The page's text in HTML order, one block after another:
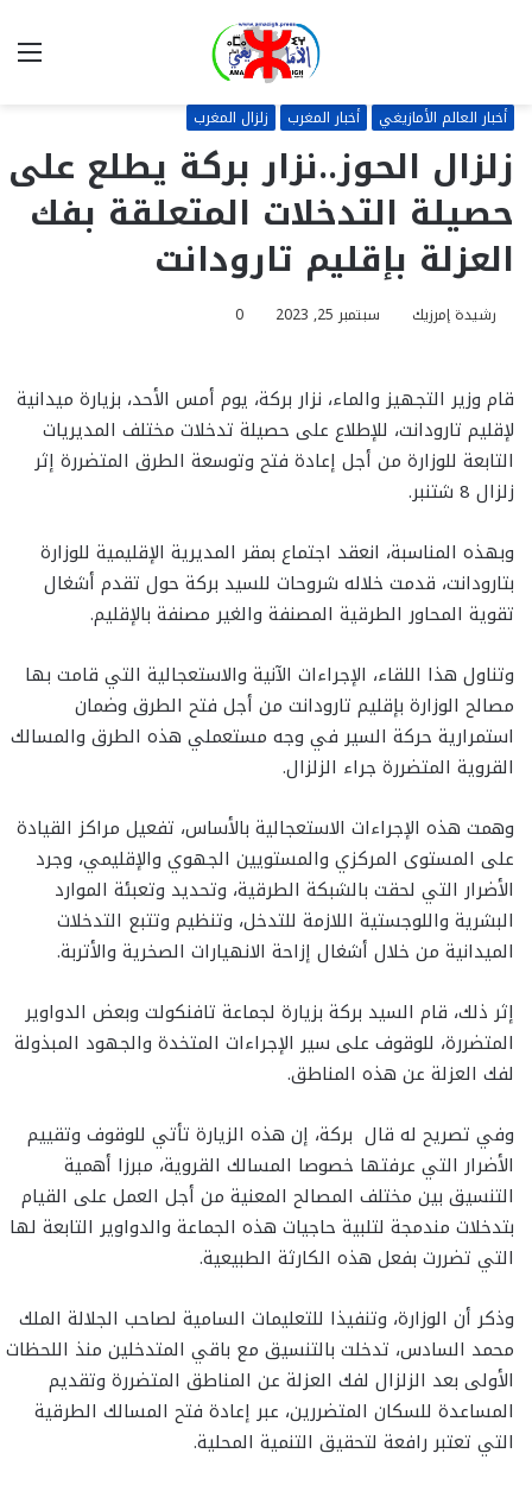
أخبار العالم الأمازيغي أخبار المغرب زلزال المغرب
زلزال الحوز..نزار بركة يطلع على
حصيلة التدخلات المتعلقة بفك
العزلة بإقليم تارودانت
رشيدة إمرزيك سبتمبر 25, 2023 0
قام وزير التجهيز والماء، نزار بركة، يوم أمس الأحد، بزيارة ميدانية
لإقليم تارودانت، للإطلاع على حصيلة تدخلات مختلف المديريات
التابعة للوزارة من أجل إعادة فتح وتوسعة الطرق المتضررة إثر
زلزال 8 شتنبر.
وبهذه المناسبة، انعقد اجتماع بمقر المديرية الإقليمية للوزارة
بتارودانت، قدمت خلاله شروحات للسيد بركة حول تقدم أشغال
تقوية المحاور الطرقية المصنفة والغير مصنفة بالإقليم.
وتناول هذا اللقاء، الإجراءات الآنية والاستعجالية التي قامت بها
مصالح الوزارة بإقليم تارودانت من أجل فتح الطرق وضمان
استمرارية حركة السير في وجه مستعملي هذه الطرق والمسالك
القروية المتضررة جراء الزلزال.
وهمت هذه الإجراءات الاستعجالية بالأساس، تفعيل مراكز القيادة
على المستوى المركزي والمستويين الجهوي والإقليمي، وجرد
الأضرار التي لحقت بالشبكة الطرقية، وتحديد وتعبئة الموارد
البشرية واللوجستية اللازمة للتدخل، وتنظيم وتتبع التدخلات
الميدانية من خلال أشغال إزاحة الانهيارات الصخرية والأتربة.
إثر ذلك، قام السيد بركة بزيارة لجماعة تافنكولت وبعض الدواوير
المتضررة، للوقوف على سير الإجراءات المتخدة والجهود المبذولة
لفك العزلة عن هذه المناطق.
وفي تصريح له قال بركة، إن هذه الزيارة تأتي للوقوف وتقييم
الأضرار التي عرفتها خصوصا المسالك القروية، مبرزا أهمية
التنسيق بين مختلف المصالح المعنية من أجل العمل على القيام
بتدخلات مندمجة لتلبية حاجيات هذه الجماعة والدواوير التابعة لها
التي تضررت بفعل هذه الكارثة الطبيعية.
وذكر أن الوزارة، وتنفيذا للتعليمات السامية لصاحب الجلالة الملك
محمد السادس، تدخلت بالتنسيق مع باقي المتدخلين منذ اللحظات
الأولى بعد الزلزال لفك العزلة عن المناطق المتضررة وتقديم
المساعدة للسكان المتضررين، عبر إعادة فتح المسالك الطرقية
التي تعتبر رافعة لتحقيق التنمية المحلية.